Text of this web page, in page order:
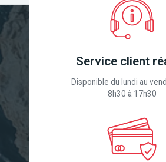
Service client
Disponible du lundi au
8h30 à 17h30